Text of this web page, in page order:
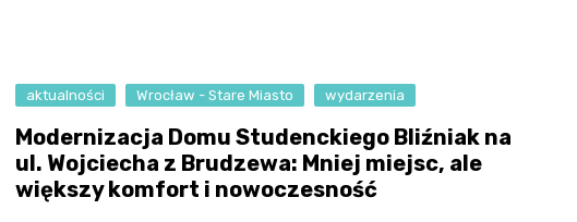
aktualności Wrocław - Stare Miasto wydarzenia
Modernizacja Domu Studenckiego Bliźniak na
ul. Wojciecha z Brudzewa: Mniej miejsc, ale
większy komfort i nowoczesność